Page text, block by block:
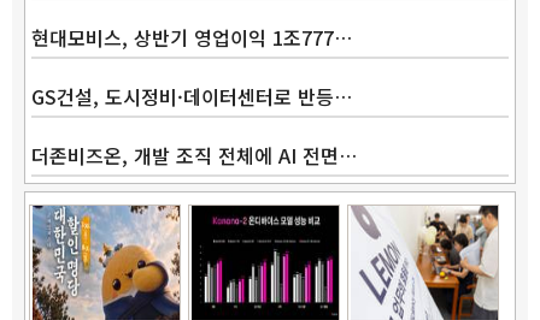
현대모비스, 상반기 영업이익 1조777…
GS건설, 도시정비·데이터센터로 반등…
더존비즈온, 개발 조직 전체에 AI 전면…